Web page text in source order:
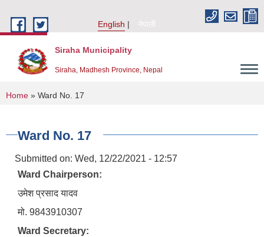
English
नेपाली
Siraha Municipality
Siraha, Madhesh Province, Nepal
You are here
Home » Ward No. 17
Ward No. 17
Submitted on: Wed, 12/22/2021 - 12:57
Ward Chairperson:
उमेश प्रसाद यादव
मो. 9843910307
Ward Secretary: